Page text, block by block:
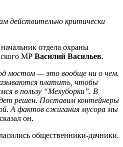
действительно критически
отдела охраны
МР Василий Васильев.
мостом — это вообще ни о чем.
платить, чтобы
в пользу “Мехуборки”. В
решен. Поставим контейнеры
А фактов сжигания мусора мы
он.
общественники-дачники.